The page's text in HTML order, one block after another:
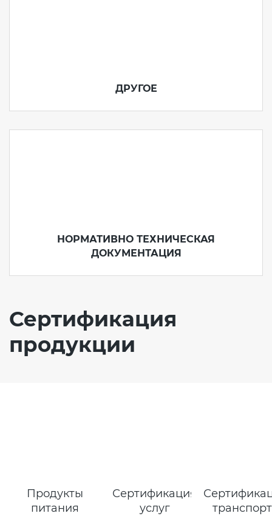
ДРУГОЕ
НОРМАТИВНО ТЕХНИЧЕСКАЯ
ДОКУМЕНТАЦИЯ
Сертификация
продукции
Продукты
питания
Сертификация
услуг